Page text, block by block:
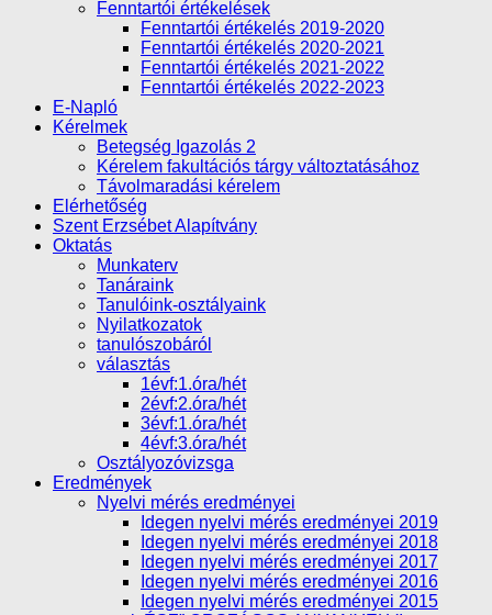
Fenntartói értékelések
Fenntartói értékelés 2019-2020
Fenntartói értékelés 2020-2021
Fenntartói értékelés 2021-2022
Fenntartói értékelés 2022-2023
E-Napló
Kérelmek
Betegség Igazolás 2
Kérelem fakultációs tárgy változtatásához
Távolmaradási kérelem
Elérhetőség
Szent Erzsébet Alapítvány
Oktatás
Munkaterv
Tanáraink
Tanulóink-osztályaink
Nyilatkozatok
tanulószobáról
választás
1évf:1.óra/hét
2évf:2.óra/hét
3évf:1.óra/hét
4évf:3.óra/hét
Osztályozóvizsga
Eredmények
Nyelvi mérés eredményei
Idegen nyelvi mérés eredményei 2019
Idegen nyelvi mérés eredményei 2018
Idegen nyelvi mérés eredményei 2017
Idegen nyelvi mérés eredményei 2016
Idegen nyelvi mérés eredményei 2015